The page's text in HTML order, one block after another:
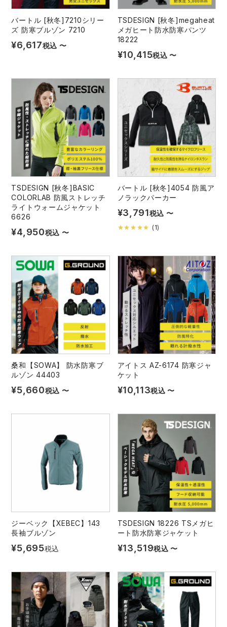
バートル [秋冬]7210シリー
ズ 防寒ブルゾン 7210
¥6,617税込 〜
TSDESIGN [秋冬]megaheat
メガヒート防水防寒パンツ
18222
¥10,415税込 〜
TSDESIGN [秋冬]BASIC
COLORLAB 防風ストレッチ
ライトウォームジャケット
6626
¥4,950税込 〜
バートル [秋冬]4054 防風ア
ノラックパーカー
¥3,791税込 〜
(1)
桑和【SOWA】 防水防寒ブ
ルゾン 44403
¥5,660税込 〜
アイトス AZ-6174 防寒ジャ
ケット
¥10,113税込 〜
ジーベック【XEBEC】143
長袖ブルゾン
¥5,695税込
TSDESIGN 18226 TSメガヒ
ート防水防寒ジャケット
¥13,519税込 〜